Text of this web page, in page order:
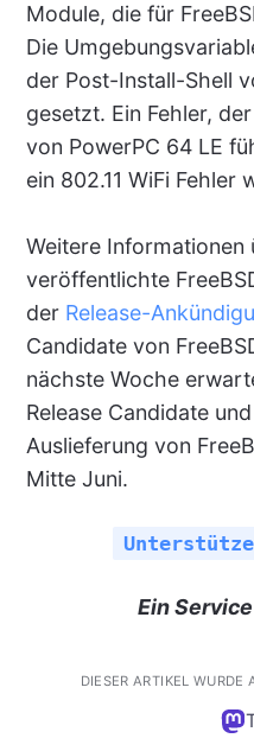
Module, die für
Die
der Post-Install-Shell
gesetzt. Ein Fehler,
von PowerPC 64 LE
ein 802.11 WiFi Fehler
Weitere Informationen
veröffentlichte
der Release-
Candidate von
nächste Woche
Release Candidate
Auslieferung von
Mitte Juni.
Ein
DIESER ARTIKEL